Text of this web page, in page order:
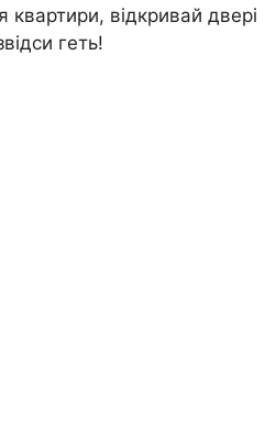
відкривай двері
геть!